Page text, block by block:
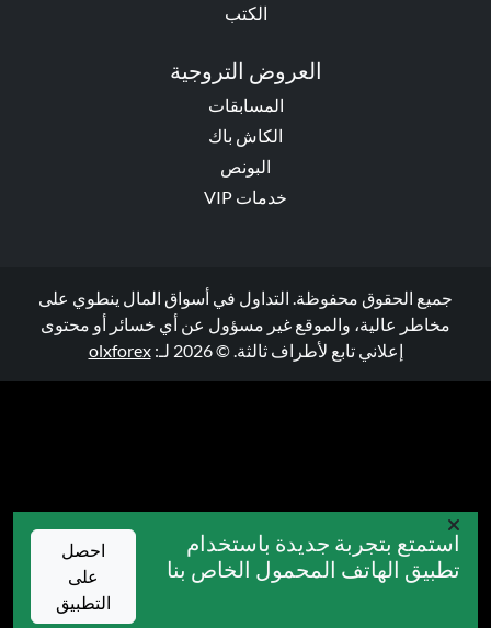
استمتع بتجربة جديدة باستخدام
تطبيق الهاتف المحمول الخاص بنا
احصل
على
التطبيق
الكتب
العروض التروجية
المسابقات
الكاش باك
البونص
خدمات VIP
جميع الحقوق محفوظة. التداول في أسواق المال ينطوي على
مخاطر عالية، والموقع غير مسؤول عن أي خسائر أو محتوى
إعلاني تابع لأطراف ثالثة. © 2026 لـ:
olxforex